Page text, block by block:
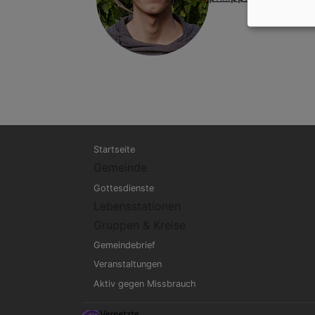
Hauptnavigation
Startseite
Gottesdienste
Gemeindebrief
Veranstaltungen
Aktiv gegen Missbrauch